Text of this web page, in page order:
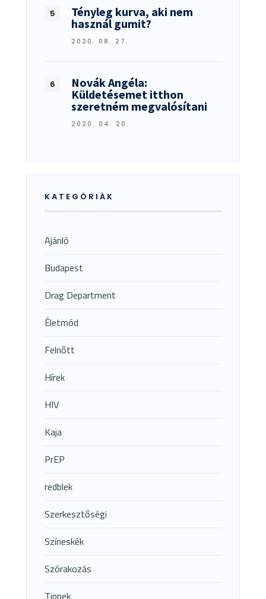
Tényleg kurva, aki nem
használ gumit?
2020. 08. 27.
Novák Angéla:
Küldetésemet itthon
szeretném megvalósítani
2020. 04. 20.
KATEGÓRIÁK
Ajánló
Budapest
Drag Department
Életmód
Felnőtt
Hírek
HIV
Kaja
PrEP
redblek
Szerkesztőségi
Színeskék
Szórakozás